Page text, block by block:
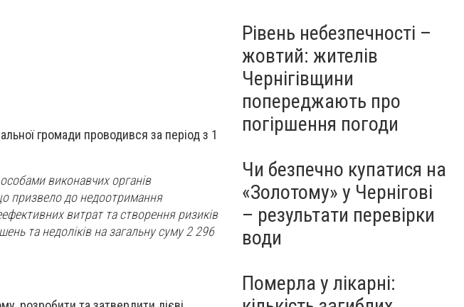
громади проводився за період з 1
виконавчих органів
що призвело до недоотримання
витрат та створення ризиків
та недоліків на загальну суму 2 296
Рівень небезпечності –
жовтий: жителів
Чернігівщини
попереджають про
погіршення погоди
Чи безпечно купатися на
«Золотому» у Чернігові
– результати перевірки
води
Померла у лікарні: